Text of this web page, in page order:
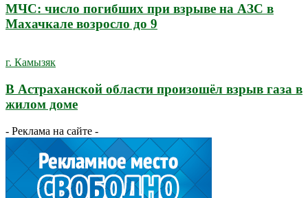
МЧС: число погибших при взрыве на АЗС в
Махачкале возросло до 9
г. Камызяк
В Астраханской области произошёл взрыв газа в
жилом доме
- Реклама на сайте -